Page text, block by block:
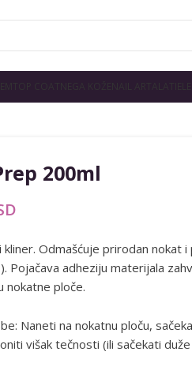
NEGA KOŽE NAIL ART ALATI
200ml
kliner. Odmašćuje prirodan nokat
Pojačava adheziju materijala
nokatne ploče.
Naneti na nokatnu ploču,
višak tečnosti (ili sačekati